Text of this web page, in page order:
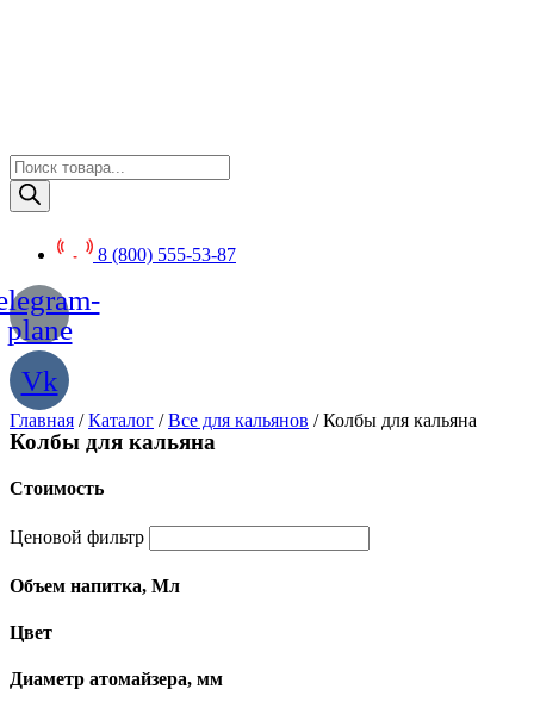
Поиск
товаров
8 (800) 555-53-87
plane
Vk
Главная /Каталог /Все для кальянов / Колбы для кальяна
Колбы для кальяна
Стоимость
Ценовой фильтр
Объем напитка, Мл
Цвет
Диаметр атомайзера, мм